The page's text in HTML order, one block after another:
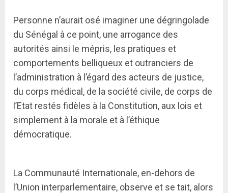
Personne n’aurait osé imaginer une dégringolade
du Sénégal à ce point, une arrogance des
autorités ainsi le mépris, les pratiques et
comportements belliqueux et outranciers de
l’administration à l’égard des acteurs de justice,
du corps médical, de la société civile, de corps de
l’Etat restés fidèles à la Constitution, aux lois et
simplement à la morale et à l’éthique
démocratique.
La Communauté Internationale, en-dehors de
l’Union interparlementaire, observe et se tait, alors